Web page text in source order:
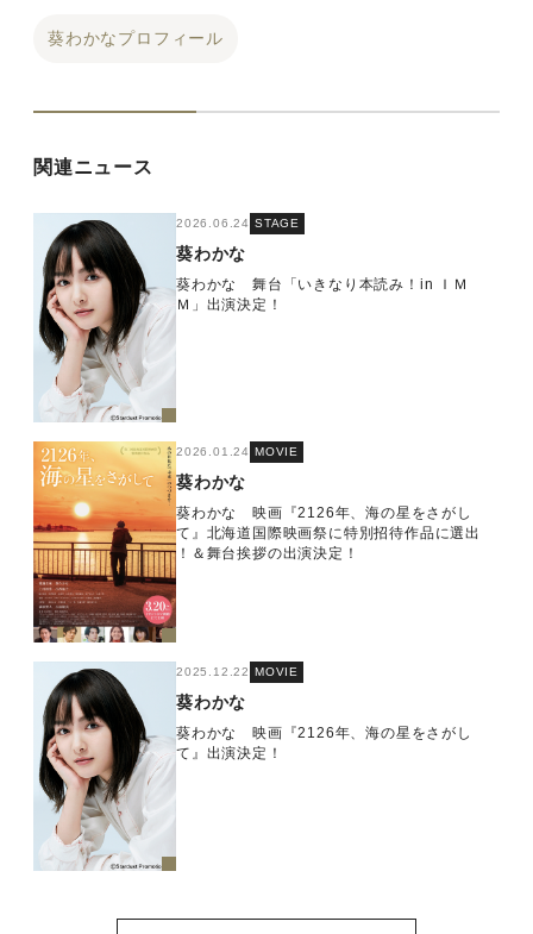
葵わかなプロフィール
関連ニュース
2026.06.24 STAGE
葵わかな
葵わかな 舞台「いきなり本読み！in ＩＭ
Ｍ」出演決定！
2026.01.24 MOVIE
葵わかな
葵わかな 映画『2126年、海の星をさがし
て』北海道国際映画祭に特別招待作品に選出
！＆舞台挨拶の出演決定！
2025.12.22 MOVIE
葵わかな
葵わかな 映画『2126年、海の星をさがし
て』出演決定！